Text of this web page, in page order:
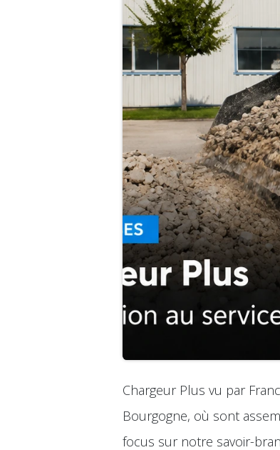
Chargeur Plus vu par
Bourgogne, où sont
focus sur notre savoir-